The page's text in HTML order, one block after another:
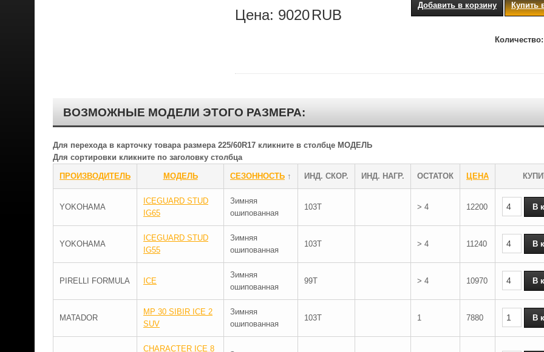
Цена: 9020RUB
Купить
Добавить в корзину
Количество:
ВОЗМОЖНЫЕ МОДЕЛИ ЭТОГО РАЗМЕРА:
Для перехода в карточку товара размера 225/60R17 кликните в столбце МОДЕЛЬ
Для сортировки кликните по заголовку столбца
ПРОИЗВОДИТЕЛЬ МОДЕЛЬ СЕЗОННОСТЬ ↑ ИНД. СКОР. ИНД. НАГР. ОСТАТОК ЦЕНА
YOKOHAMA
ICEGUARD STUD
IG65
Зимняя
ошипованная
103T > 4 12200
YOKOHAMA
ICEGUARD STUD
IG55
Зимняя
ошипованная
103T > 4 11240
PIRELLI FORMULA ICE
Зимняя
ошипованная
99T > 4 10970
MATADOR
MP 30 SIBIR ICE 2
SUV
Зимняя
ошипованная
103T 1 7880
CHARACTER ICE 8